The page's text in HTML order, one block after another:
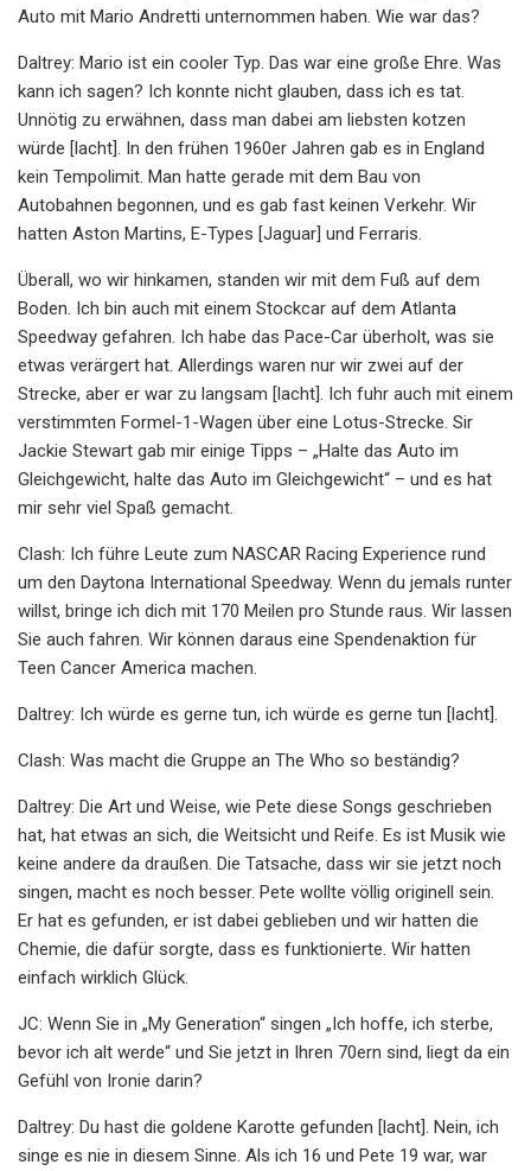
Auto mit Mario Andretti unternommen haben. Wie war das?
Daltrey: Mario ist ein cooler Typ. Das war eine große Ehre. Was
kann ich sagen? Ich konnte nicht glauben, dass ich es tat.
Unnötig zu erwähnen, dass man dabei am liebsten kotzen
würde [lacht]. In den frühen 1960er Jahren gab es in England
kein Tempolimit. Man hatte gerade mit dem Bau von
Autobahnen begonnen, und es gab fast keinen Verkehr. Wir
hatten Aston Martins, E-Types [Jaguar] und Ferraris.
Überall, wo wir hinkamen, standen wir mit dem Fuß auf dem
Boden. Ich bin auch mit einem Stockcar auf dem Atlanta
Speedway gefahren. Ich habe das Pace-Car überholt, was sie
etwas verärgert hat. Allerdings waren nur wir zwei auf der
Strecke, aber er war zu langsam [lacht]. Ich fuhr auch mit einem
verstimmten Formel-1-Wagen über eine Lotus-Strecke. Sir
Jackie Stewart gab mir einige Tipps – „Halte das Auto im
Gleichgewicht, halte das Auto im Gleichgewicht“ – und es hat
mir sehr viel Spaß gemacht.
Clash: Ich führe Leute zum NASCAR Racing Experience rund
um den Daytona International Speedway. Wenn du jemals runter
willst, bringe ich dich mit 170 Meilen pro Stunde raus. Wir lassen
Sie auch fahren. Wir können daraus eine Spendenaktion für
Teen Cancer America machen.
Daltrey: Ich würde es gerne tun, ich würde es gerne tun [lacht].
Clash: Was macht die Gruppe an The Who so beständig?
Daltrey: Die Art und Weise, wie Pete diese Songs geschrieben
hat, hat etwas an sich, die Weitsicht und Reife. Es ist Musik wie
keine andere da draußen. Die Tatsache, dass wir sie jetzt noch
singen, macht es noch besser. Pete wollte völlig originell sein.
Er hat es gefunden, er ist dabei geblieben und wir hatten die
Chemie, die dafür sorgte, dass es funktionierte. Wir hatten
einfach wirklich Glück.
JC: Wenn Sie in „My Generation“ singen „Ich hoffe, ich sterbe,
bevor ich alt werde“ und Sie jetzt in Ihren 70ern sind, liegt da ein
Gefühl von Ironie darin?
Daltrey: Du hast die goldene Karotte gefunden [lacht]. Nein, ich
singe es nie in diesem Sinne. Als ich 16 und Pete 19 war, war